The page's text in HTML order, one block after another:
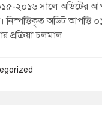
২০১৬ সালে অডিটের
নিস্পত্তিকৃত অডিট আপত্তি
প্রক্রিয়া চলমাল।